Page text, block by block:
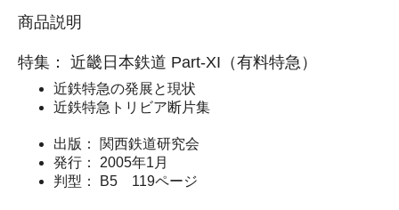
商品説明
特集： 近畿日本鉄道 Part-XI（有料特急）
近鉄特急の発展と現状
近鉄特急トリビア断片集
出版： 関西鉄道研究会
発行： 2005年1月
判型： B5 119ページ